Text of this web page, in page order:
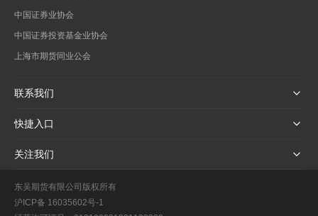
中国证券业协会
中国证券投资基金业协会
上海市期货同业公会
联系我们
快捷入口
关注我们
东吴期货有限公司版权所有
沪ICP备 16035602号-1